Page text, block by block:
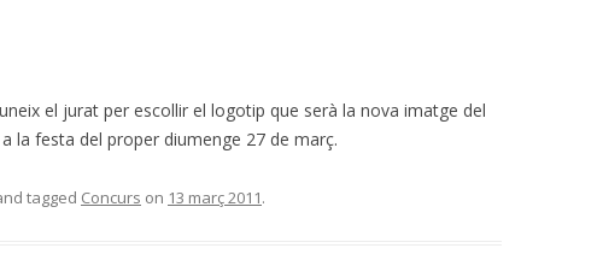
el jurat per escollir el logotip que serà la nova imatge del
la festa del proper diumenge 27 de març.
tagged Concurs on 13 març 2011.